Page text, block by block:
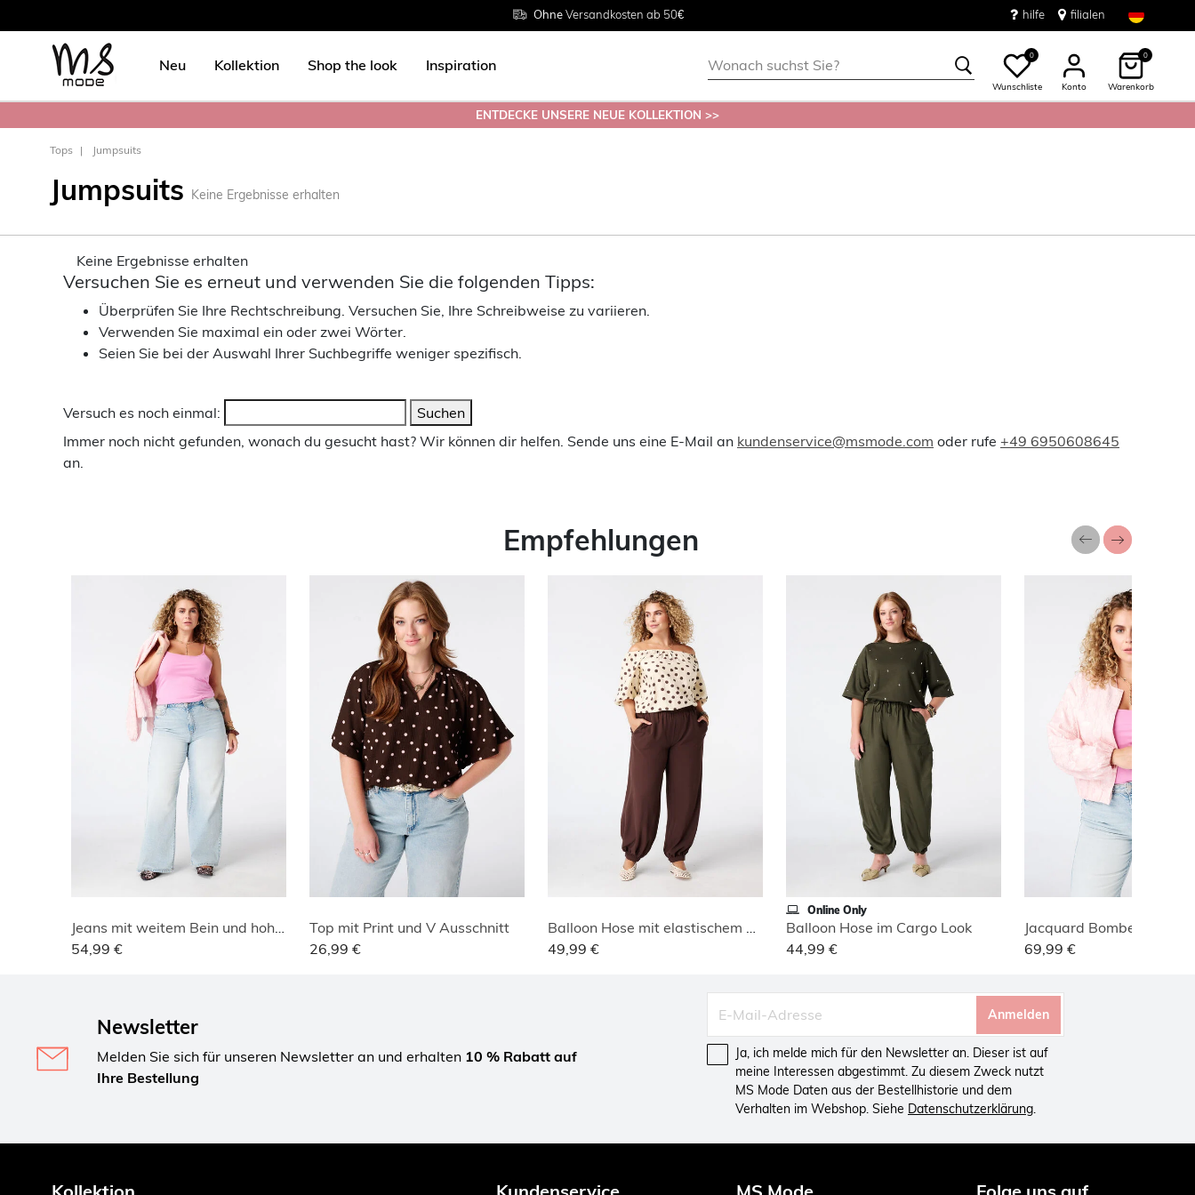
OhneVersandkosten ab 50€
Grösse38 - 54
Rückgabe innerhalb 30 Tagen hilfe filialen
Neu Kollektion Shop the look Inspiration
0
Wunschliste Konto
0
Warenkorb
ENTDECKE UNSERE NEUE KOLLEKTION >>
Tops Jumpsuits
Jumpsuits Keine Ergebnisse erhalten
Keine Ergebnisse erhalten
Versuchen Sie es erneut und verwenden Sie die folgenden Tipps:
Überprüfen Sie Ihre Rechtschreibung. Versuchen Sie, Ihre Schreibweise zu variieren.
Verwenden Sie maximal ein oder zwei Wörter.
Seien Sie bei der Auswahl Ihrer Suchbegriffe weniger spezifisch.
Versuch es noch einmal:
Suchen
Immer noch nicht gefunden, wonach du gesucht hast? Wir können dir helfen. Sende uns eine E-Mail an kundenservice@msmode.com oder rufe +49 6950608645
an.
Empfehlungen
Jeans mit weitem Bein und hoher Taille
54,99 €
Top mit Print und V Ausschnitt
26,99 €
Balloon Hose mit elastischem Bund
49,99 €
Online Only
Balloon Hose im Cargo Look
44,99 €
Jacquard Bomberjacke
69,99 €
Newsletter
Melden Sie sich für unseren Newsletter an und erhalten 10 % Rabatt auf
Ihre Bestellung
Anmelden
Ja, ich melde mich für den Newsletter an. Dieser ist auf
meine Interessen abgestimmt. Zu diesem Zweck nutzt
MS Mode Daten aus der Bestellhistorie und dem
Verhalten im Webshop. Siehe Datenschutzerklärung.